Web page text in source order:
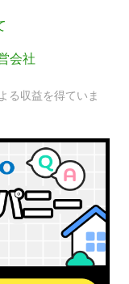
会社
る収益を得ていま